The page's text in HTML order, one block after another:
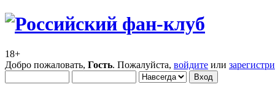
18+
Добро пожаловать, Гость. Пожалуйста, войдите или